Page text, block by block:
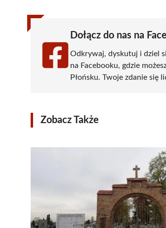
Dołącz do nas na
Odkrywaj, dyskutuj i dziel
na Facebooku, gdzie
Płońsku. Twoje zdanie się
Zobacz Także